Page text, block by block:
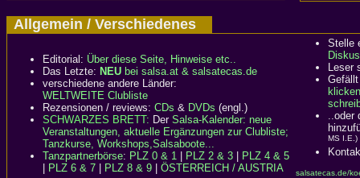
Allgemein / Verschiedenes
Editorial: Über diese Seite, Hinweise etc..
Das Letzte: NEU bei salsa.at & salsatecas.de
verschiedene andere Länder:
WELTWEITE Clubliste
Rezensionen / reviews: CDs & DVDs (engl.)
SCHWARZES BRETT: Der Salsa-Kalender: neue
Veranstaltungen, aktuelle Ergänzungen zur Clubliste;
Tanzkurse, Workshops,Salsaboote...
Tanzpartnerbörse: PLZ 0 & 1 PLZ 2 & 3
PLZ 4 & 5
PLZ 6 & 7 PLZ 8 & 9 ÖSTERREICH / AUSTRIA
Stelle
Leser
klicken
..oder
MS I.E.)
salsatecas.de/